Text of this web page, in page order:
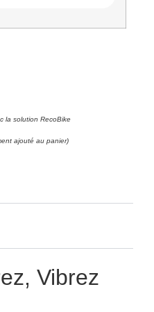
la solution RecoBike
ajouté au panier)
Vibrez